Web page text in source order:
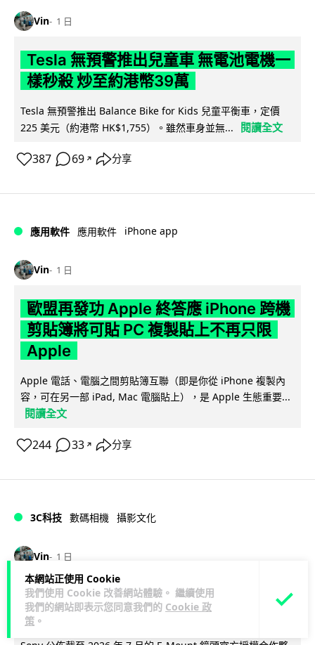
本網站正使用 Cookie
我們使用 Cookie 改善網站體驗。 繼續使用
我們的網站即表示您同意我們的 Cookie 政
策 。
Vin 1 日
Tesla 無預警推出兒童車 無電池電機一
樣秒殺 炒至約港幣39萬
Tesla 無預警推出 Balance Bike for Kids 兒童平衡車，定價
225 美元（約港幣 HK$1,755）。雖然車身並無...
閱讀全文
387 69 ↗ 分享
應用軟件 應用軟件 iPhone app
Vin 1 日
歐盟再發功 Apple 終答應 iPhone 跨機
剪貼簿將可貼 PC 複製貼上不再只限
Apple
Apple 電話、電腦之間剪貼簿互聯（即是你從 iPhone 複製內
容，可在另一部 iPad, Mac 電腦貼上），是 Apple 生態重要...
閱讀全文
244 33 ↗ 分享
3C科技 數碼相機 攝影文化
Vin 1 日
Sony 授權鏡頭名單公佈 中國廠平價鏡
頭全數缺席 Nikon 已告唯卓仕侵權